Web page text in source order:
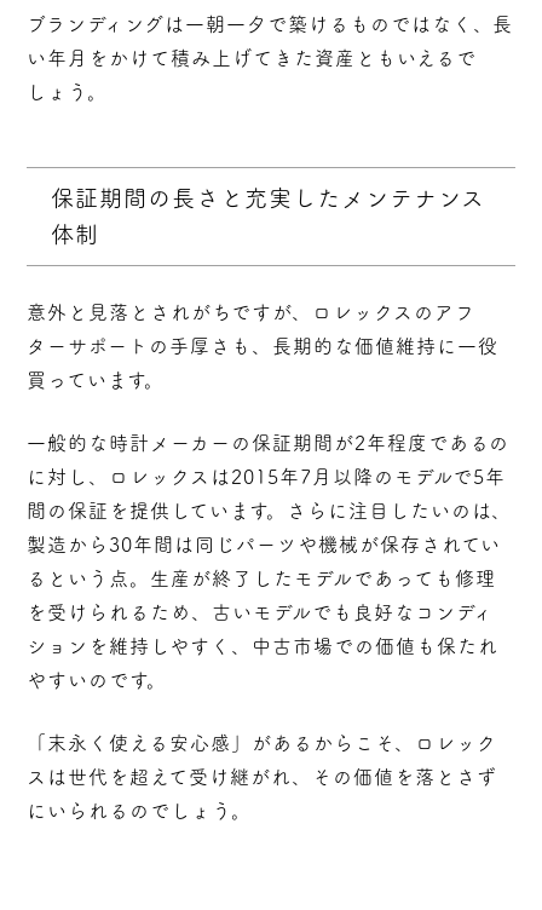
ブランディングは一朝一夕で築けるものではなく、長
い年月をかけて積み上げてきた資産ともいえるで
しょう。
保証期間の長さと充実したメンテナンス
体制
意外と見落とされがちですが、ロレックスのアフ
ターサポートの手厚さも、長期的な価値維持に一役
買っています。
一般的な時計メーカーの保証期間が2年程度であるの
に対し、
ロレックスは2015年7月以降のモデルで5年
間の保証 を提供しています。さらに注目したいのは、
製造から30年間は同じパーツや機械が保存されてい
る という点。生産が終了したモデルであっても修理
を受けられるため、古いモデルでも良好なコンディ
ションを維持しやすく、中古市場での価値も保たれ
やすいのです。
「末永く使える安心感」があるからこそ、ロレック
スは世代を超えて受け継がれ、その価値を落とさず
にいられるのでしょう。